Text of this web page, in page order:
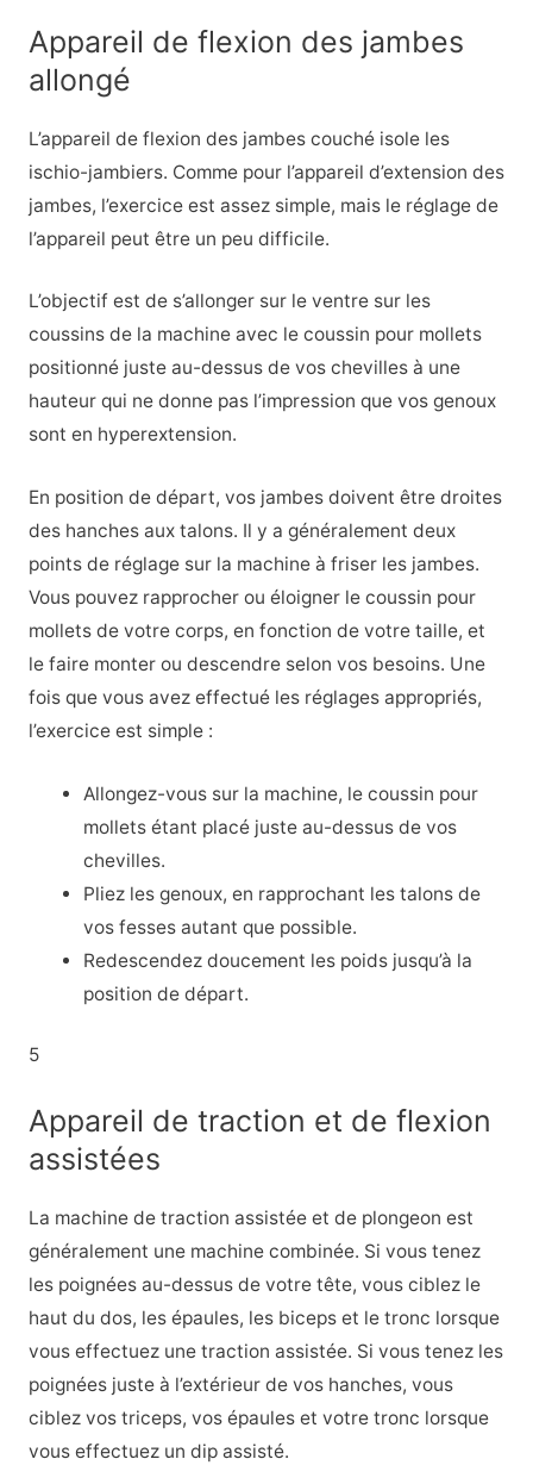
Appareil de flexion des jambes
allongé
L’appareil de flexion des jambes couché isole les
ischio-jambiers. Comme pour l’appareil d’extension des
jambes, l’exercice est assez simple, mais le réglage de
l’appareil peut être un peu difficile.
L’objectif est de s’allonger sur le ventre sur les
coussins de la machine avec le coussin pour mollets
positionné juste au-dessus de vos chevilles à une
hauteur qui ne donne pas l’impression que vos genoux
sont en hyperextension.
En position de départ, vos jambes doivent être droites
des hanches aux talons. Il y a généralement deux
points de réglage sur la machine à friser les jambes.
Vous pouvez rapprocher ou éloigner le coussin pour
mollets de votre corps, en fonction de votre taille, et
le faire monter ou descendre selon vos besoins. Une
fois que vous avez effectué les réglages appropriés,
l’exercice est simple :
Allongez-vous sur la machine, le coussin pour
mollets étant placé juste au-dessus de vos
chevilles.
Pliez les genoux, en rapprochant les talons de
vos fesses autant que possible.
Redescendez doucement les poids jusqu’à la
position de départ.
5
Appareil de traction et de flexion
assistées
La machine de traction assistée et de plongeon est
généralement une machine combinée. Si vous tenez
les poignées au-dessus de votre tête, vous ciblez le
haut du dos, les épaules, les biceps et le tronc lorsque
vous effectuez une traction assistée. Si vous tenez les
poignées juste à l’extérieur de vos hanches, vous
ciblez vos triceps, vos épaules et votre tronc lorsque
vous effectuez un dip assisté.